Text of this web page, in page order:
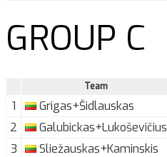
GROUP C
Team
1 Grigas+Šidlauskas
2
Galubickas+Lukoševičius
3
Sliežauskas+Kaminskis